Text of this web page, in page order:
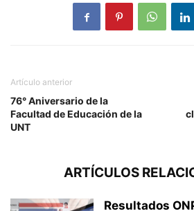
Artículo anterior
76° Aniversario de la
Facultad de Educación de la
UNT
ARTÍCULOS
Resultados